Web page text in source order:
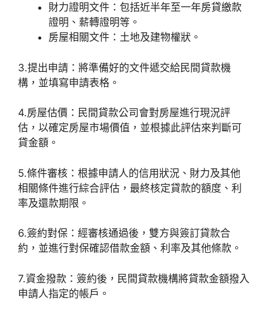
財力證明文件：包括近半年至一年房貸繳款
證明、薪轉證明等。
房屋相關文件：土地及建物權狀。
3.提出申請：將準備好的文件遞交給民間貸款機
構，並填寫申請表格。
4.房屋估價：民間貸款公司會對房屋進行現況評
估，以確定房屋市場價值，並根據此評估來判斷可
貸金額。
5.條件審核：根據申請人的信用狀況、財力及其他
相關條件進行綜合評估，最終核定貸款的額度、利
率及還款期限。
6.簽約對保：經審核通過後，雙方與簽訂貸款合
約，並進行對保確認借款金額、利率及其他條款。
7.資金撥款：簽約後，民間貸款機構將貸款金額撥入
申請人指定的帳戶。